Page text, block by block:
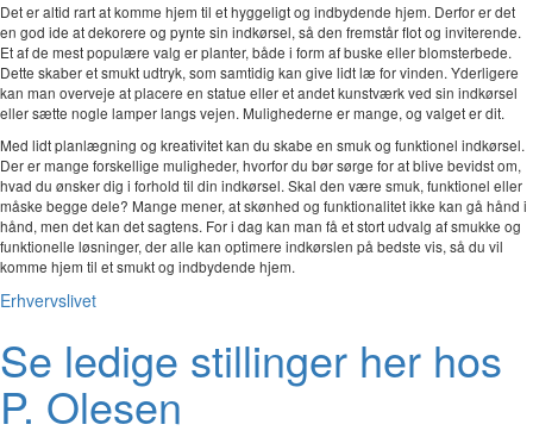
Det er altid rart at komme hjem til et hyggeligt og indbydende hjem. Derfor er det
en god ide at dekorere og pynte sin indkørsel, så den fremstår flot og inviterende.
Et af de mest populære valg er planter, både i form af buske eller blomsterbede.
Dette skaber et smukt udtryk, som samtidig kan give lidt læ for vinden. Yderligere
kan man overveje at placere en statue eller et andet kunstværk ved sin indkørsel
eller sætte nogle lamper langs vejen. Mulighederne er mange, og valget er dit.
Med lidt planlægning og kreativitet kan du skabe en smuk og funktionel indkørsel.
Der er mange forskellige muligheder, hvorfor du bør sørge for at blive bevidst om,
hvad du ønsker dig i forhold til din indkørsel. Skal den være smuk, funktionel eller
måske begge dele? Mange mener, at skønhed og funktionalitet ikke kan gå hånd i
hånd, men det kan det sagtens. For i dag kan man få et stort udvalg af smukke og
funktionelle løsninger, der alle kan optimere indkørslen på bedste vis, så du vil
komme hjem til et smukt og indbydende hjem.
Erhvervslivet
Se ledige stillinger her hos
P. Olesen